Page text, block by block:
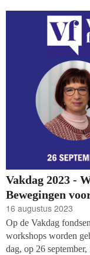
sessieronde wordt er
onderwerpen,
Fundraising.
Vakdag 2023 -
Bewegingen
16 augustus 2023
Op de Vakdag
workshops worden
dag, op 26